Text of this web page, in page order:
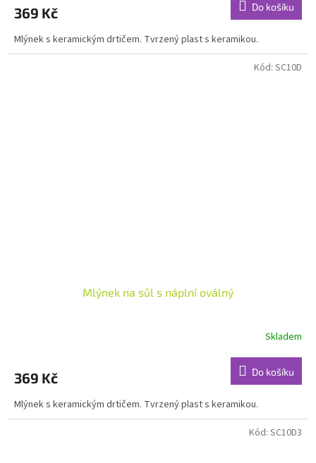
369 Kč Do košíku
Mlýnek s keramickým drtičem. Tvrzený plast s keramikou.
Mlýnek na sůl s náplní oválný
Skladem
369 Kč Do košíku
Mlýnek s keramickým drtičem. Tvrzený plast s keramikou.
Kód: SC10D
Kód: SC10D3